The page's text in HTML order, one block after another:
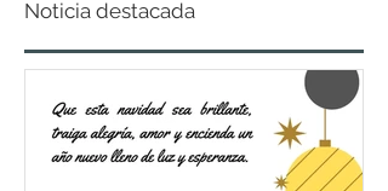
Noticia destacada